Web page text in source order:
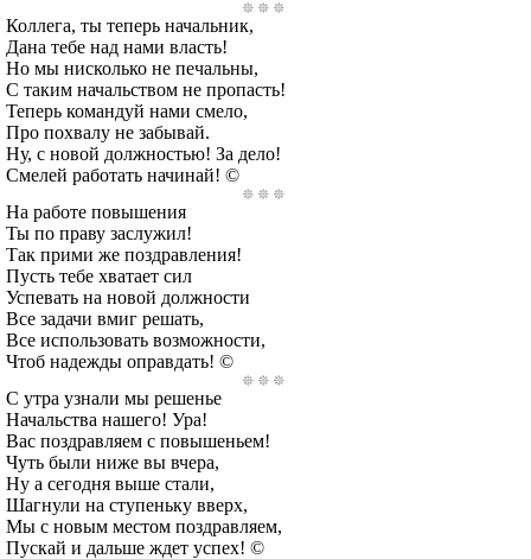
Коллега, ты теперь начальник,
Дана тебе над нами власть!
Но мы нисколько не печальны,
С таким начальством не пропасть!
Теперь командуй нами смело,
Про похвалу не забывай.
Ну, с новой должностью! За дело!
Смелей работать начинай! ©
На работе повышения
Ты по праву заслужил!
Так прими же поздравления!
Пусть тебе хватает сил
Успевать на новой должности
Все задачи вмиг решать,
Все использовать возможности,
Чтоб надежды оправдать! ©
С утра узнали мы решенье
Начальства нашего! Ура!
Вас поздравляем с повышеньем!
Чуть были ниже вы вчера,
Ну а сегодня выше стали,
Шагнули на ступеньку вверх,
Мы с новым местом поздравляем,
Пускай и дальше ждет успех! ©